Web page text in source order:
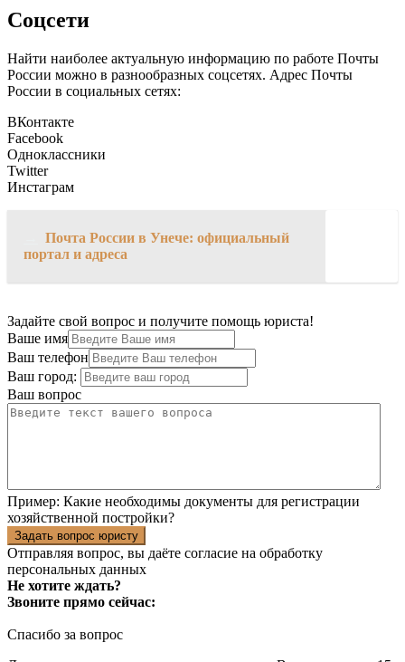
Соцсети
Найти наиболее актуальную информацию по работе Почты
России можно в разнообразных соцсетях. Адрес Почты
России в социальных сетях:
ВКонтакте
Facebook
Одноклассники
Twitter
Инстаграм
Почта России в Унече: официальный
портал и адреса
Задайте свой вопрос и получите помощь юриста!
Ваше имя
Ваш телефон
Ваш город:
Ваш вопрос
Пример: Какие необходимы документы для регистрации
хозяйственной постройки?
Задать вопрос юристу
Отправляя вопрос, вы даёте согласие на обработку
персональных данных
Не хотите ждать?
Звоните прямо сейчас:
Спасибо за вопрос